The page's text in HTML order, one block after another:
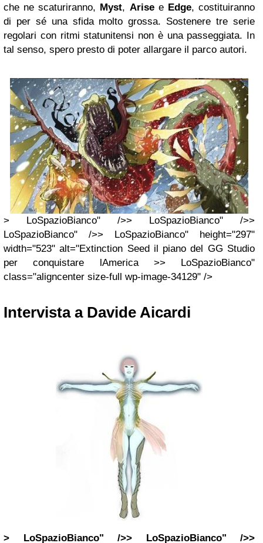
che ne scaturiranno, Myst, Arisee Edge, costituiranno
di per sé una sfida molto grossa. Sostenere tre serie
regolari con ritmi statunitensi non è una passeggiata. In
tal senso, spero presto di poter allargare il parco autori.
> LoSpazioBianco" />> LoSpazioBianco" />>
LoSpazioBianco" />> LoSpazioBianco" height="297"
width="523" alt="Extinction Seed il piano del GG Studio
per conquistare lAmerica >> LoSpazioBianco"
class="aligncenter size-full wp-image-34129" />
Intervista a Davide Aicardi
> LoSpazioBianco" />> LoSpazioBianco" />>